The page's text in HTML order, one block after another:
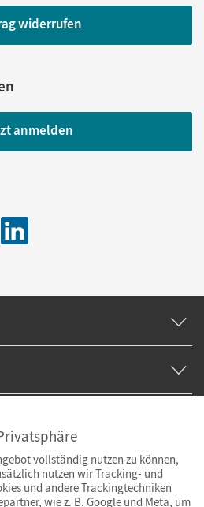
widerrufen
anmelden
vollständig nutzen zu können,
nutzen wir Tracking- und
und andere Trackingtechniken
wie z. B. Google und Meta, um